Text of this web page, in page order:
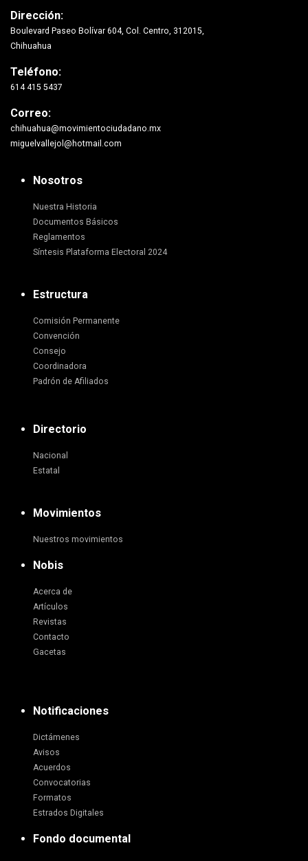
Dirección:
Boulevard Paseo Bolívar 604, Col. Centro, 312015,
Chihuahua
Teléfono:
614 415 5437
Correo:
chihuahua@movimientociudadano.mx
miguelvallejol@hotmail.com
Nosotros
Nuestra Historia
Documentos Básicos
Reglamentos
Síntesis Plataforma Electoral 2024
Estructura
Comisión Permanente
Convención
Consejo
Coordinadora
Padrón de Afiliados
Directorio
Nacional
Estatal
Movimientos
Nuestros movimientos
Nobis
Acerca de
Artículos
Revistas
Contacto
Gacetas
Notificaciones
Dictámenes
Avisos
Acuerdos
Convocatorias
Formatos
Estrados Digitales
Fondo documental